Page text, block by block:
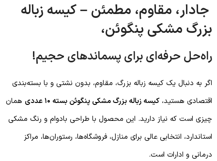
جادار، مقاوم، مطمئن – کیسه زباله
بزرگ مشکی پنگوئن،
راه‌حل حرفه‌ای برای پسماندهای حجیم!
اگر به دنبال یک کیسه زباله بزرگ، مقاوم، بدون نشتی و با بسته‌بندی
اقتصادی هستید، کیسه زباله بزرگ مشکی پنگوئن بسته ۱۰ عددی
همان
چیزی است که نیاز دارید. این محصول با طراحی بادوام و رنگ مشکی
استاندارد، انتخابی عالی برای منازل، فروشگاه‌ها، رستوران‌ها، مراکز
درمانی و ادارات است.